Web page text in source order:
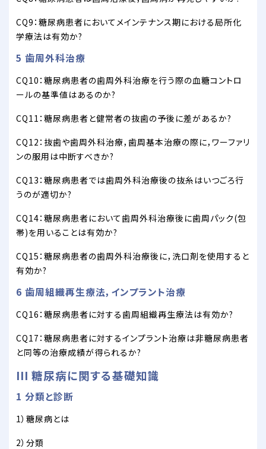
CQ9：糖尿病患者においてメインテナンス期における局所化
学療法は有効か?
5 歯周外科治療
CQ10：糖尿病患者の歯周外科治療を行う際の血糖コントロ
ールの基準値はあるのか?
CQ11：糖尿病患者と健常者の抜歯の予後に差があるか?
CQ12：抜歯や歯周外科治療，歯周基本治療の際に，ワーファリ
ンの服用は中断すべきか?
CQ13：糖尿病患者では歯周外科治療後の抜糸はいつごろ行
うのが適切か?
CQ14：糖尿病患者において歯周外科治療後に歯周パック(包
帯)を用いることは有効か?
CQ15：糖尿病患者の歯周外科治療後に，洗口剤を使用すると
有効か?
6 歯周組織再生療法，インプラント治療
CQ16：糖尿病患者に対する歯周組織再生療法は有効か?
CQ17：糖尿病患者に対するインプラント治療は非糖尿病患者
と同等の治療成績が得られるか?
III 糖尿病に関する基礎知識
1 分類と診断
1）糖尿病とは
2）分類